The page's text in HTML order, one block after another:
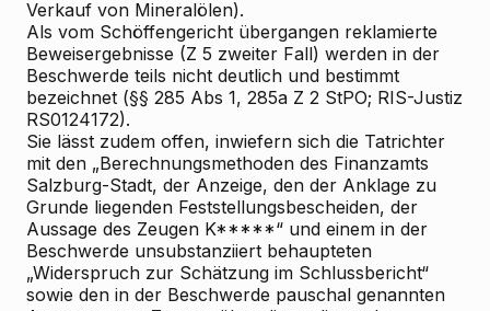
Verkauf von Mineralölen).
Als vom Schöffengericht übergangen reklamierte
Beweisergebnisse (Z 5 zweiter Fall) werden in der
Beschwerde teils nicht deutlich und bestimmt
bezeichnet (§§ 285 Abs 1, 285a Z 2 StPO; RIS-Justiz
RS0124172).
Sie lässt zudem offen, inwiefern sich die Tatrichter
mit den „Berechnungsmethoden des Finanzamts
Salzburg-Stadt, der Anzeige, den der Anklage zu
Grunde liegenden Feststellungsbescheiden, der
Aussage des Zeugen K*****“ und einem in der
Beschwerde unsubstanziiert behaupteten
„Widerspruch zur Schätzung im Schlussbericht“
sowie den in der Beschwerde pauschal genannten